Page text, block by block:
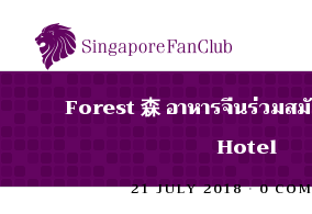
Forest 森 อาหารจีนร่วม
Hotel
21 JULY 2018 •0